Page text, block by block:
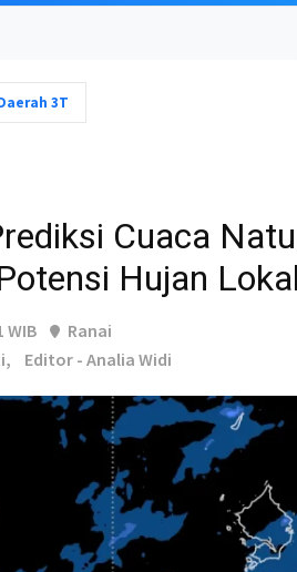
3T
Cuaca
Hujan Lokal
WIB
Ranai
Editor - Analia Widi